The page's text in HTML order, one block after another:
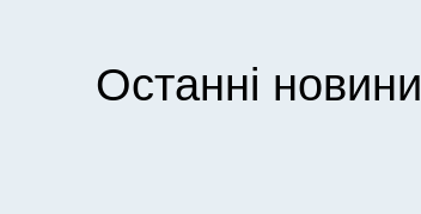
Останні новини